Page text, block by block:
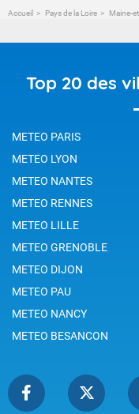
Accueil Pays de la Loire Maine-
Top 20 des
METEO PARIS
METEO LYON
METEO NANTES
METEO RENNES
METEO LILLE
METEO GRENOBLE
METEO DIJON
METEO PAU
METEO NANCY
METEO BESANCON